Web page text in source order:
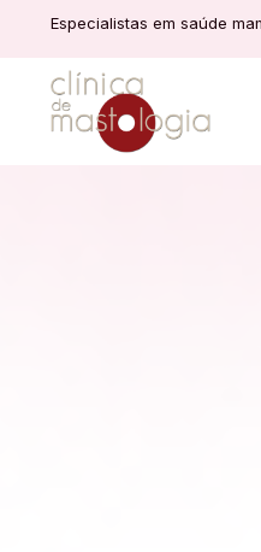
Especialistas em saúde